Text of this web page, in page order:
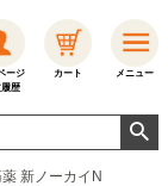
ージ
歴
カート メニュー
新ノーカイN